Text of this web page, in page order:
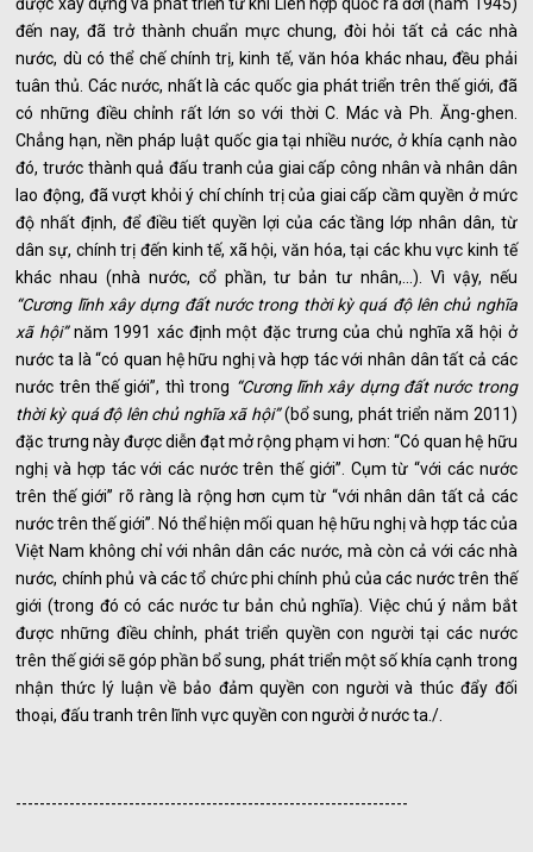
đến nay, đã trở thành chuẩn mực chung, đòi hỏi tất cả các nhà
nước, dù có thể chế chính trị, kinh tế, văn hóa khác nhau, đều phải
tuân thủ. Các nước, nhất là các quốc gia phát triển trên thế giới, đã
có những điều chỉnh rất lớn so với thời C. Mác và Ph. Ăng-ghen.
Chẳng hạn, nền pháp luật quốc gia tại nhiều nước, ở khía cạnh nào
đó, trước thành quả đấu tranh của giai cấp công nhân và nhân dân
lao động, đã vượt khỏi ý chí chính trị của giai cấp cầm quyền ở mức
độ nhất định, để điều tiết quyền lợi của các tầng lớp nhân dân, từ
dân sự, chính trị đến kinh tế, xã hội, văn hóa, tại các khu vực kinh tế
khác nhau (nhà nước, cổ phần, tư bản tư nhân,...). Vì vậy, nếu
“Cương lĩnh xây dựng đất nước trong thời kỳ quá độ lên chủ nghĩa
xã hội”năm 1991 xác định một đặc trưng của chủ nghĩa xã hội ở
nước ta là “có quan hệ hữu nghị và hợp tác với nhân dân tất cả các
nước trên thế giới”, thì trong “Cương lĩnh xây dựng đất nước trong
thời kỳ quá độ lên chủ nghĩa xã hội”(bổ sung, phát triển năm 2011)
đặc trưng này được diễn đạt mở rộng phạm vi hơn: “Có quan hệ hữu
nghị và hợp tác với các nước trên thế giới’’. Cụm từ “với các nước
trên thế giới’’ rõ ràng là rộng hơn cụm từ “với nhân dân tất cả các
nước trên thế giới’’. Nó thể hiện mối quan hệ hữu nghị và hợp tác của
Việt Nam không chỉ với nhân dân các nước, mà còn cả với các nhà
nước, chính phủ và các tổ chức phi chính phủ của các nước trên thế
giới (trong đó có các nước tư bản chủ nghĩa). Việc chú ý nắm bắt
được những điều chỉnh, phát triển quyền con người tại các nước
trên thế giới sẽ góp phần bổ sung, phát triển một số khía cạnh trong
nhận thức lý luận về bảo đảm quyền con người và thúc đẩy đối
thoại, đấu tranh trên lĩnh vực quyền con người ở nước ta./.
------------------------------------------------------------------